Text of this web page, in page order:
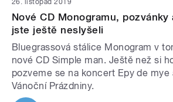
Nové CD Monogramu,
jste ještě neslyšeli
Bluegrassová stálice Monogram v
nové CD Simple man. Ještě než si
pozveme se na koncert Epy de mye
Vánoční Prázdniny.